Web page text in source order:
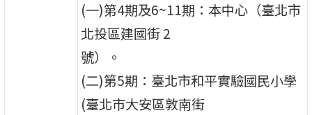
(一)第4期及6~11期：本中心（臺北市
北投區建國街 2
號）。
(二)第5期：臺北市和平實驗國民小學
(臺北市大安區敦南街